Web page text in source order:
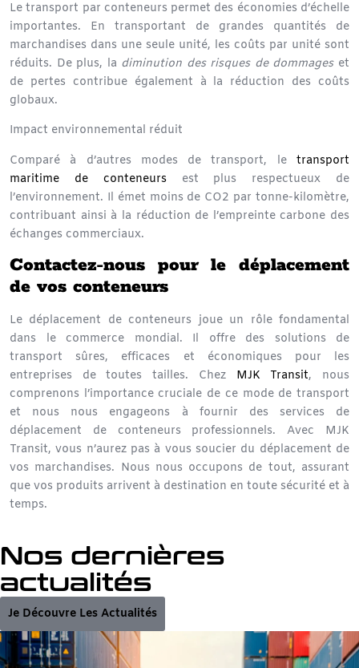
Letransport par conteneurs permet des économies d’échelle
importantes. En transportant de grandes quantités de
marchandises dans une seule unité, les coûts par unité sont
réduits. De plus, la diminution des risques de dommageset
de pertes contribue également à la réduction des coûts
globaux.
Impact environnemental réduit
Comparé à d’autres modes de transport, le transport
maritime de conteneursest plus respectueux de
l’environnement. Il émet moins de CO2 par tonne-kilomètre,
contribuant ainsi à la réduction de l’empreinte carbone des
échanges commerciaux.
Contactez-nous pour le déplacement
de vos conteneurs
Le déplacement de conteneurs joue un rôle fondamental
dans le commerce mondial. Il offre des solutions de
transport sûres, efficaces et économiques pour les
entreprises de toutes tailles. Chez MJK Transit, nous
comprenons l’importance cruciale de ce mode de transport
et nous nous engageons à fournir des services de
déplacement de conteneurs professionnels. Avec MJK
Transit, vous n’aurez pas à vous soucier du déplacement de
vos marchandises. Nous nous occupons de tout, assurant
que vos produits arrivent à destination en toute sécurité et à
temps.
Nos dernières
actualités
Je Découvre Les Actualités